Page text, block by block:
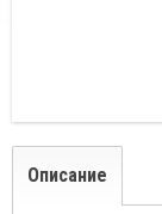
Описание